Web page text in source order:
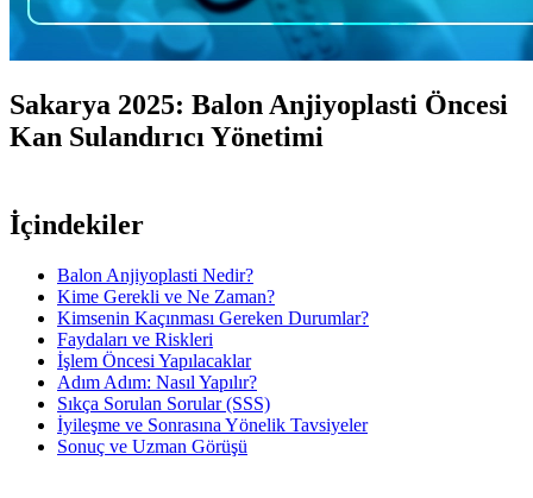
Sakarya 2025: Balon Anjiyoplasti Öncesi
Kan Sulandırıcı Yönetimi
İçindekiler
Balon Anjiyoplasti Nedir?
Kime Gerekli ve Ne Zaman?
Kimsenin Kaçınması Gereken Durumlar?
Faydaları ve Riskleri
İşlem Öncesi Yapılacaklar
Adım Adım: Nasıl Yapılır?
Sıkça Sorulan Sorular (SSS)
İyileşme ve Sonrasına Yönelik Tavsiyeler
Sonuç ve Uzman Görüşü